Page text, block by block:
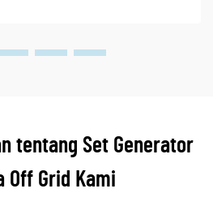
tentang Set Generator
Off Grid Kami